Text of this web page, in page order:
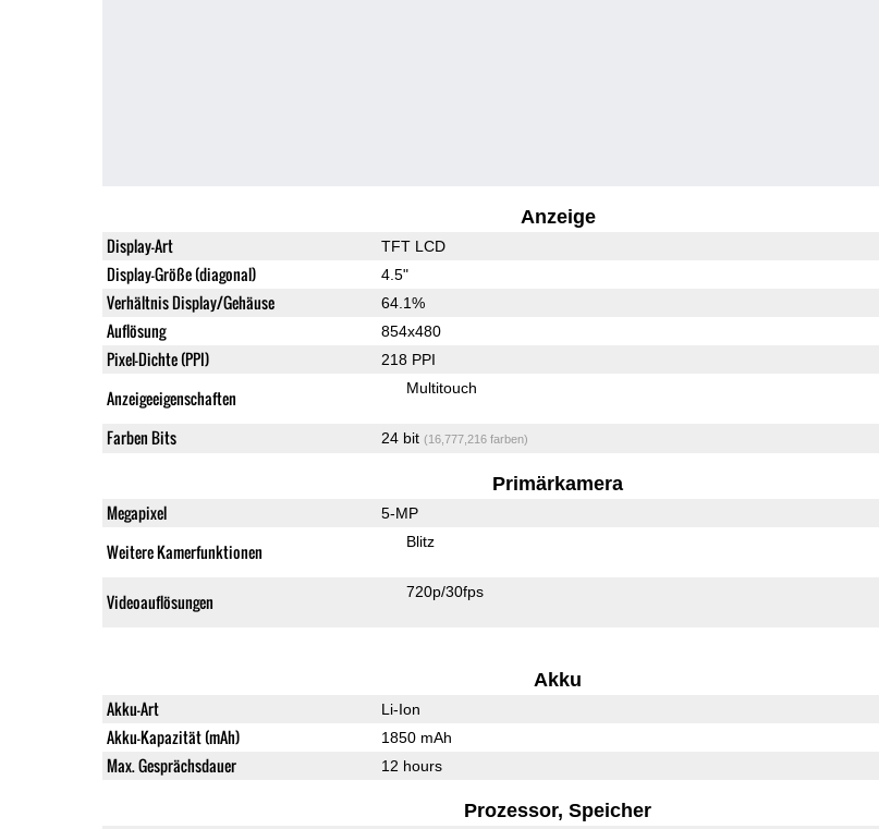
Anzeige
Display-Art TFT LCD
Display-Größe (diagonal) 4.5"
Verhältnis Display/Gehäuse 64.1%
Auflösung 854x480
Pixel-Dichte (PPI) 218 PPI
Anzeigeeigenschaften Multitouch
Farben Bits 24 bit (16,777,216 farben)
Primärkamera
Megapixel 5-MP
Weitere Kamerfunktionen Blitz
Videoauflösungen 720p/30fps
Akku
Akku-Art Li-Ion
Akku-Kapazität (mAh) 1850 mAh
Max. Gesprächsdauer 12 hours
Prozessor, Speicher